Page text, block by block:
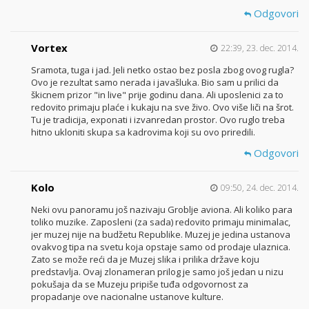
Odgovori
Vortex 22:39, 23. dec. 2014.
Sramota, tuga i jad. Jeli netko ostao bez posla zbog ovog rugla?
Ovo je rezultat samo nerada i javašluka. Bio sam u prilici da
škicnem prizor "in live" prije godinu dana. Ali uposlenici za to
redovito primaju plaće i kukaju na sve živo. Ovo više liči na šrot.
Tu je tradicija, exponati i izvanredan prostor. Ovo ruglo treba
hitno ukloniti skupa sa kadrovima koji su ovo priredili.
Odgovori
Kolo 09:50, 24. dec. 2014.
Neki ovu panoramu još nazivaju Groblje aviona. Ali koliko para
toliko muzike. Zaposleni (za sada) redovito primaju minimalac,
jer muzej nije na budžetu Republike. Muzej je jedina ustanova
ovakvog tipa na svetu koja opstaje samo od prodaje ulaznica.
Zato se može reći da je Muzej slika i prilika države koju
predstavlja. Ovaj zlonameran prilog je samo još jedan u nizu
pokušaja da se Muzeju pripiše tuđa odgovornost za
propadanje ove nacionalne ustanove kulture.